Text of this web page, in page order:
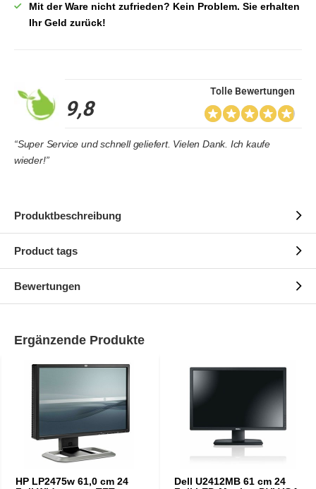
Mit der Ware nicht zufrieden? Kein Problem. Sie erhalten
Ihr Geld zurück!
9,8
Tolle Bewertungen
“Super Service und schnell geliefert. Vielen Dank. Ich kaufe
wieder!”
Produktbeschreibung
Product tags
Bewertungen
Ergänzende Produkte
HP LP2475w 61,0 cm 24
Dell U2412MB 61 cm 24